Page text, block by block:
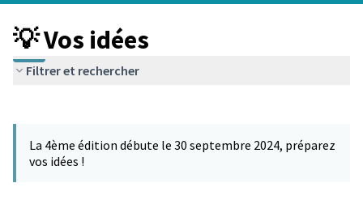
💡 Vos idées
Filtrer et rechercher
−
La 4ème édition débute le 30 septembre 2024, préparez
vos idées !